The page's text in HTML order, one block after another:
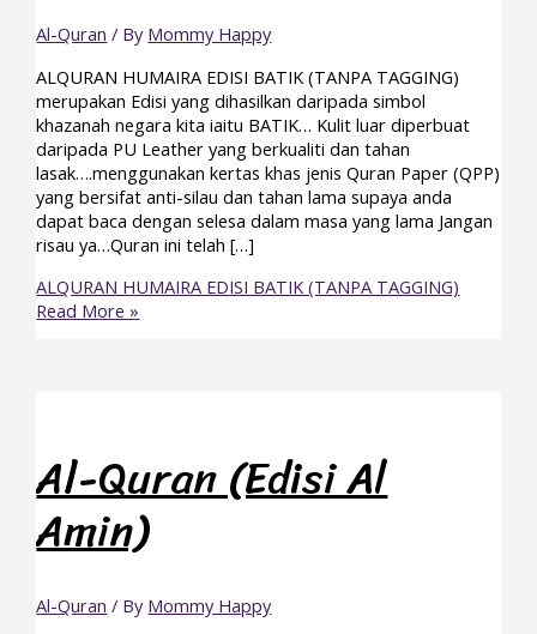
Al-Quran / By Mommy Happy
ALQURAN HUMAIRA EDISI BATIK (TANPA TAGGING)
merupakan Edisi yang dihasilkan daripada simbol
khazanah negara kita iaitu BATIK… Kulit luar diperbuat
daripada PU Leather yang berkualiti dan tahan
lasak….menggunakan kertas khas jenis Quran Paper (QPP)
yang bersifat anti-silau dan tahan lama supaya anda
dapat baca dengan selesa dalam masa yang lama Jangan
risau ya…Quran ini telah […]
ALQURAN HUMAIRA EDISI BATIK (TANPA TAGGING)
Read More »
Al-Quran (Edisi Al
Amin)
Al-Quran / By Mommy Happy